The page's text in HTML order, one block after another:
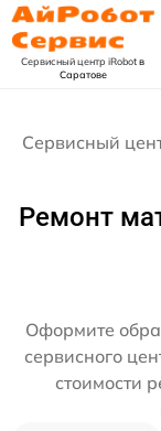
Сервисный центр iRobotв
Саратове
Сервисный
Ремонт
Оформите
сервисного
стоимости